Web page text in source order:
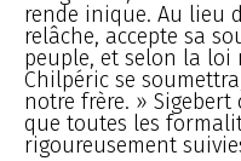
rende inique. Au lieu
relâche, accepte sa
peuple, et selon la loi
Chilpéric se
notre frère. » Sigebert
que toutes les
rigoureusement